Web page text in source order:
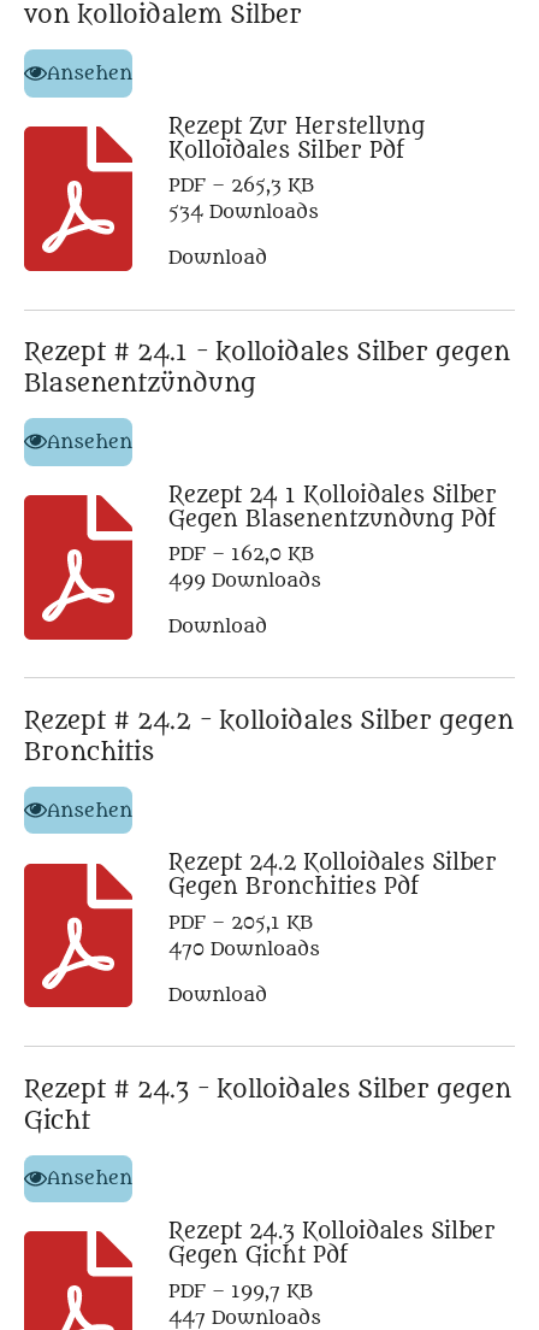
von kolloidalem Silber
Ansehen
Rezept Zur Herstellung
Kolloidales Silber Pdf
PDF – 265,3 KB
534 Downloads
Download
Rezept # 24.1 - kolloidales Silber gegen
Blasenentzündung
Ansehen
Rezept 24 1 Kolloidales Silber
Gegen Blasenentzundung Pdf
PDF – 162,0 KB
499 Downloads
Download
Rezept # 24.2 - kolloidales Silber gegen
Bronchitis
Ansehen
Rezept 24.2 Kolloidales Silber
Gegen Bronchities Pdf
PDF – 205,1 KB
470 Downloads
Download
Rezept # 24.3 - kolloidales Silber gegen
Gicht
Ansehen
Rezept 24.3 Kolloidales Silber
Gegen Gicht Pdf
PDF – 199,7 KB
447 Downloads